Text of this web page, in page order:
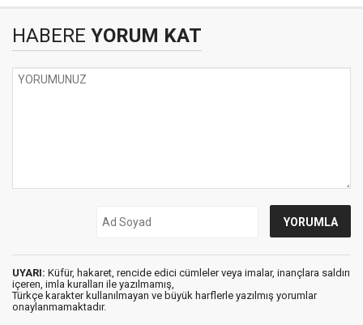
HABERE YORUM KAT
UYARI: Küfür, hakaret, rencide edici cümleler veya imalar, inançlara saldırı
içeren, imla kuralları ile yazılmamış,
Türkçe karakter kullanılmayan ve büyük harflerle yazılmış yorumlar
onaylanmamaktadır.